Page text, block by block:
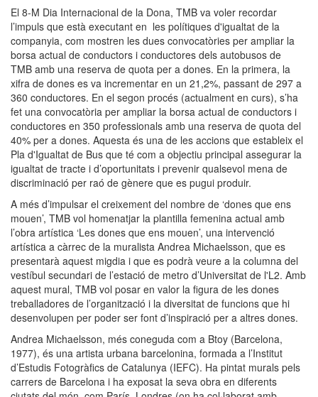
El 8-M Dia Internacional de la Dona, TMB va voler recordar
l’impuls que està executant en les polítiques d'igualtat de la
companyia, com mostren les dues convocatòries per ampliar la
borsa actual de conductors i conductores dels autobusos de
TMB amb una reserva de quota per a dones. En la primera, la
xifra de dones es va incrementar en un 21,2%, passant de 297 a
360 conductores. En el segon procés (actualment en curs), s’ha
fet una convocatòria per ampliar la borsa actual de conductors i
conductores en 350 professionals amb una reserva de quota del
40% per a dones. Aquesta és una de les accions que estableix el
Pla d'Igualtat de Bus que té com a objectiu principal assegurar la
igualtat de tracte i d’oportunitats i prevenir qualsevol mena de
discriminació per raó de gènere que es pugui produir.
A més d’impulsar el creixement del nombre de ‘dones que ens
mouen’, TMB vol homenatjar la plantilla femenina actual amb
l’obra artística ‘Les dones que ens mouen’, una intervenció
artística a càrrec de la muralista Andrea Michaelsson, que es
presentarà aquest migdia i que es podrà veure a la columna del
vestíbul secundari de l’estació de metro d’Universitat de l'L2. Amb
aquest mural, TMB vol posar en valor la figura de les dones
treballadores de l’organització i la diversitat de funcions que hi
desenvolupen per poder ser font d’inspiració per a altres dones.
Andrea Michaelsson, més coneguda com a Btoy (Barcelona,
1977), és una artista urbana barcelonina, formada a l’Institut
d’Estudis Fotogràfics de Catalunya (IEFC). Ha pintat murals pels
carrers de Barcelona i ha exposat la seva obra en diferents